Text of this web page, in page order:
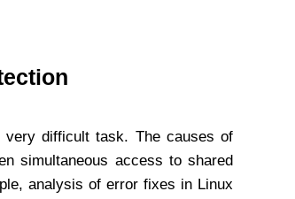
very difficult task. The causes of
simultaneous access to shared
analysis of error fixes in Linux